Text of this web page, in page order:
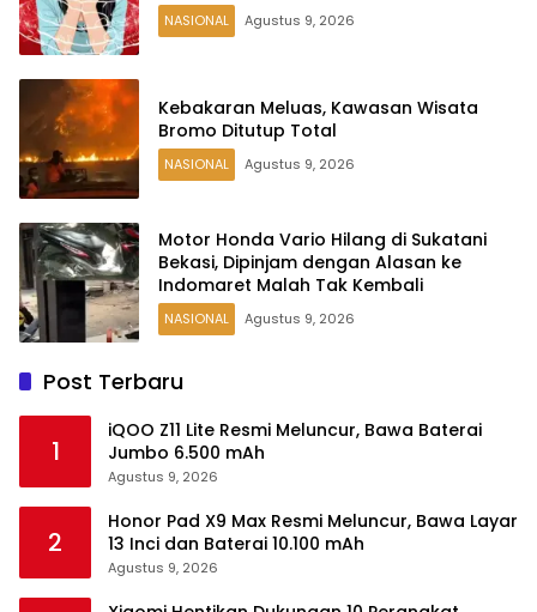
NASIONAL Agustus 9, 2026
Kebakaran Meluas, Kawasan Wisata
Bromo Ditutup Total
NASIONAL Agustus 9, 2026
Motor Honda Vario Hilang di Sukatani
Bekasi, Dipinjam dengan Alasan ke
Indomaret Malah Tak Kembali
NASIONAL Agustus 9, 2026
Post Terbaru
1
iQOO Z11 Lite Resmi Meluncur, Bawa Baterai
Jumbo 6.500 mAh
Agustus 9, 2026
2
Honor Pad X9 Max Resmi Meluncur, Bawa Layar
13 Inci dan Baterai 10.100 mAh
Agustus 9, 2026